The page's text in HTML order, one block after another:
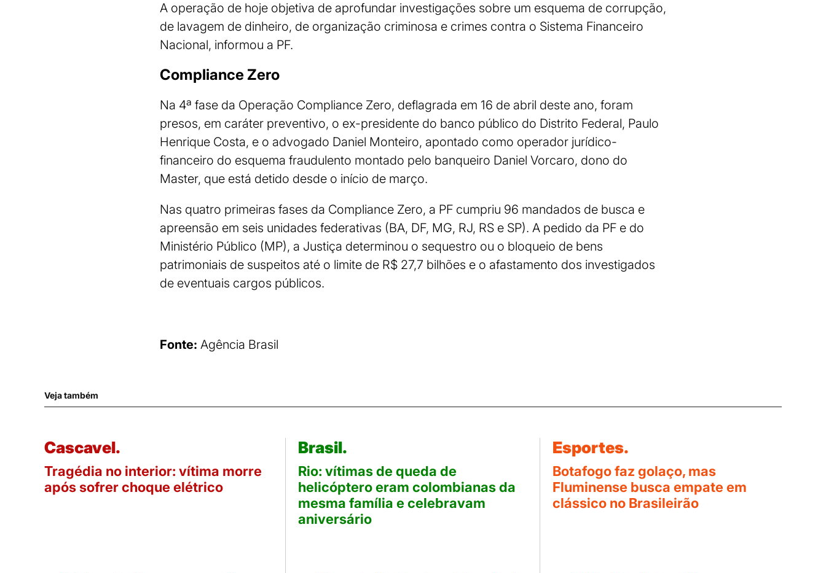
A operação de hoje objetiva de aprofundar investigações sobre um esquema de corrupção,
de lavagem de dinheiro, de organização criminosa e crimes contra o Sistema Financeiro
Nacional, informou a PF.
Compliance Zero
Na 4ª fase da Operação Compliance Zero, deflagrada em 16 de abril deste ano, foram
presos, em caráter preventivo, o ex-presidente do banco público do Distrito Federal, Paulo
Henrique Costa, e o advogado Daniel Monteiro, apontado como operador jurídico-
financeiro do esquema fraudulento montado pelo banqueiro Daniel Vorcaro, dono do
Master, que está detido desde o início de março.
Nas quatro primeiras fases da Compliance Zero, a PF cumpriu 96 mandados de busca e
apreensão em seis unidades federativas (BA, DF, MG, RJ, RS e SP). A pedido da PF e do
Ministério Público (MP), a Justiça determinou o sequestro ou o bloqueio de bens
patrimoniais de suspeitos até o limite de R$ 27,7 bilhões e o afastamento dos investigados
de eventuais cargos públicos.
Fonte: Agência Brasil
Veja também
Cascavel.
Tragédia no interior: vítima morre
após sofrer choque elétrico
Brasil.
Rio: vítimas de queda de
helicóptero eram colombianas da
mesma família e celebravam
aniversário
Esportes.
Botafogo faz golaço, mas
Fluminense busca empate em
clássico no Brasileirão